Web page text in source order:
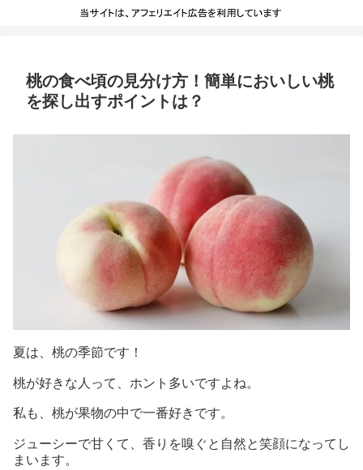
桃の食べ頃の見分け方！簡単においしい桃
を探し出すポイントは？
夏は、桃の季節です！
桃が好きな人って、ホント多いですよね。
私も、桃が果物の中で一番好きです。
ジューシーで甘くて、香りを嗅ぐと自然と笑顔になってし
まいます。